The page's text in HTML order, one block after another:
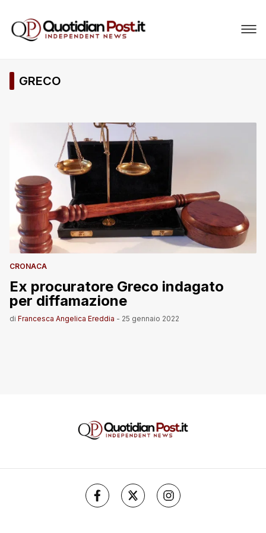
GRECO
CRONACA
Ex procuratore Greco indagato
per diffamazione
di Francesca Angelica Ereddia - 25 gennaio 2022